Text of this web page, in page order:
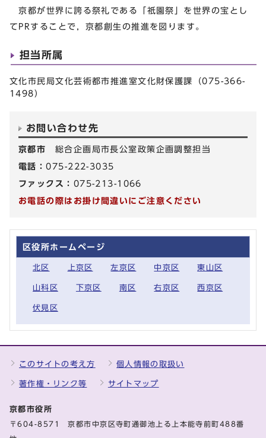
京都が世界に誇る祭礼である「祇園祭」を世界の宝とし
てPRすることで，京都創生の推進を図ります。
担当所属
文化市民局文化芸術都市推進室文化財保護課（075-366-
1498）
お問い合わせ先
京都市 総合企画局市長公室政策企画調整担当
電話：075-222-3035
ファックス： 075-213-1066
お電話の際はお掛け間違いにご注意ください
区役所ホームページ
北区 上京区 左京区 中京区 東山区
山科区 下京区 南区 右京区 西京区
伏見区
このサイトの考え方 個人情報の取扱い
著作権・リンク等 サイトマップ
京都市役所
〒604-8571 京都市中京区寺町通御池上る上本能寺前町488番